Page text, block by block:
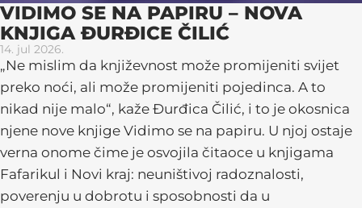
VIDIMO SE NA PAPIRU – NOVA
KNJIGA ĐURĐICE ČILIĆ
14. jul 2026.
„Ne mislim da književnost može promijeniti svijet
preko noći, ali može promijeniti pojedinca. A to
nikad nije malo“, kaže Đurđica Čilić, i to je okosnica
njene nove knjige Vidimo se na papiru. U njoj ostaje
verna onome čime je osvojila čitaoce u knjigama
Fafarikul i Novi kraj: neuništivoj radoznalosti,
poverenju u dobrotu i sposobnosti da u